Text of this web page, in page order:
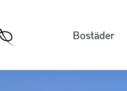
Bostäder